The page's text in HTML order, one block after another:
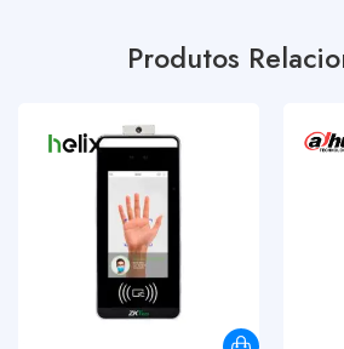
Produtos